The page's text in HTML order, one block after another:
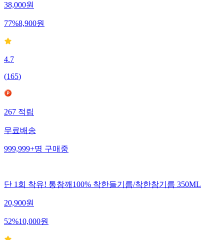
38,000원
77%8,900원
4.7
(165)
267 적립
무료배송
999,999+명 구매중
단 1회 착유! 통참깨100% 착한들기름/착한참기름 350ML
20,900원
52%10,000원